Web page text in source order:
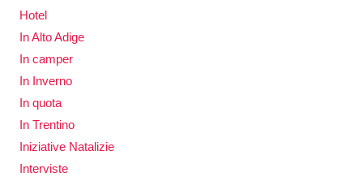
Hotel
In Alto Adige
In camper
In Inverno
In quota
In Trentino
Iniziative Natalizie
Interviste